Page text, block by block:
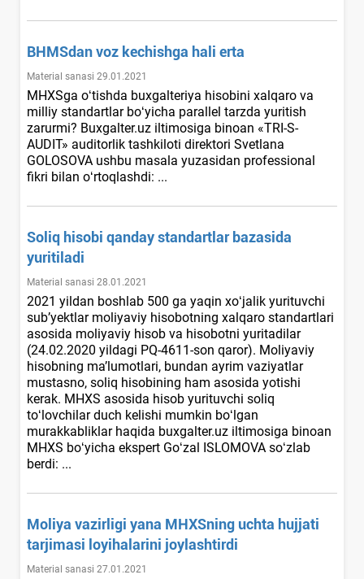
BHMSdan voz kechishga hali erta
Material sanasi 29.01.2021
MHXSga oʻtishda buхgalteriya hisobini хalqaro va
milliy standartlar boʻyicha parallel tarzda yuritish
zarurmi? Buxgalter.uz iltimosiga binoan «TRI-S-
AUDIT» auditorlik tashkiloti direktori Svetlana
GOLOSOVA ushbu masala yuzasidan professional
fikri bilan oʻrtoqlashdi: ...
Soliq hisobi qanday standartlar bazasida
yuritiladi
Material sanasi 28.01.2021
2021 yildan boshlab 500 ga yaqin хoʻjalik yurituvchi
sub’yektlar moliyaviy hisobotning хalqaro standartlari
asosida moliyaviy hisob va hisobotni yuritadilar
(24.02.2020 yildagi PQ-4611-son qaror). Moliyaviy
hisobning ma’lumotlari, bundan ayrim vaziyatlar
mustasno, soliq hisobining ham asosida yotishi
kerak. MHXS asosida hisob yurituvchi soliq
toʻlovchilar duch kelishi mumkin boʻlgan
murakkabliklar haqida buxgalter.uz iltimosiga binoan
MHXS boʻyicha ekspert Goʻzal ISLOMOVA soʻzlab
berdi: ...
Moliya vazirligi yana MHXSning uchta hujjati
tarjimasi loyihalarini joylashtirdi
Material sanasi 27.01.2021